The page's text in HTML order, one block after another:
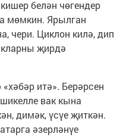
белән чөгендер
мөмкин. Ярылган
чери. Циклон килә, дип
җирдә
итә». Берәрсен
вак кына
димәк, үсүе җиткән.
әзерләнүе